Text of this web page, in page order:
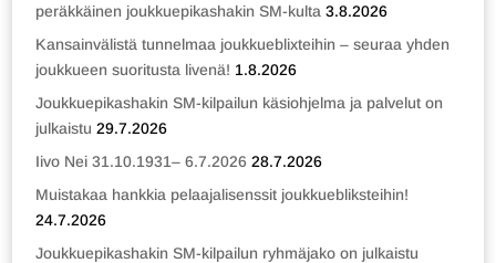
peräkkäinen joukkuepikashakin SM-kulta 3.8.2026
Kansainvälistä tunnelmaa joukkueblixteihin – seuraa yhden
joukkueen suoritusta livenä! 1.8.2026
Joukkuepikashakin SM-kilpailun käsiohjelma ja palvelut on
julkaistu 29.7.2026
Iivo Nei 31.10.1931– 6.7.2026 28.7.2026
Muistakaa hankkia pelaajalisenssit joukkuebliksteihin!
24.7.2026
Joukkuepikashakin SM-kilpailun ryhmäjako on julkaistu